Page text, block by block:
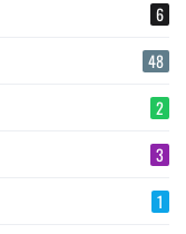
6
48
2
3
1